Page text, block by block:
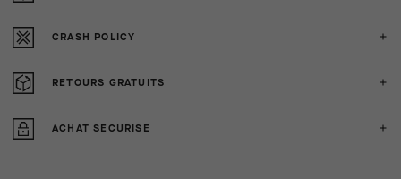
CRASH POLICY
RETOURS GRATUITS
ACHAT SECURISE